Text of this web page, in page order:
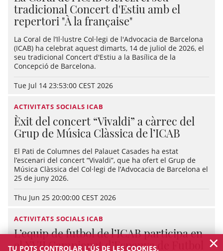
tradicional Concert d'Estiu amb el
repertori "À la française"
La Coral de l’Il·lustre Col·legi de l'Advocacia de Barcelona
(ICAB) ha celebrat aquest dimarts, 14 de juliol de 2026, el
seu tradicional Concert d'Estiu a la Basílica de la
Concepció de Barcelona.
Tue Jul 14 23:53:00 CEST 2026
ACTIVITATS SOCIALS ICAB
Èxit del concert “Vivaldi” a càrrec del
Grup de Música Clàssica de l’ICAB
El Pati de Columnes del Palauet Casades ha estat
l’escenari del concert “Vivaldi”, que ha ofert el Grup de
Música Clàssica del Col·legi de l’Advocacia de Barcelona el
25 de juny 2026.
Thu Jun 25 20:00:00 CEST 2026
ACTIVITATS SOCIALS ICAB
L’equip de futbol de l’ICAB participa en
el XVII Campionat d’Espanya de Futbol
TU POTS CONTROLAR L'ÚS DE LES COOKIES. ×